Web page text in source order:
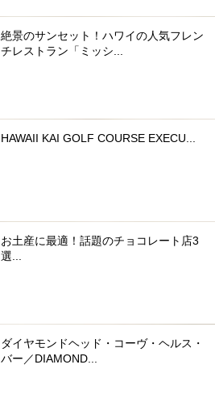
絶景のサンセット！ハワイの人気フレン
チレストラン「ミッシ...
HAWAII KAI GOLF COURSE EXECU...
お土産に最適！話題のチョコレート店3
選...
ダイヤモンドヘッド・コーヴ・ヘルス・
バー／DIAMOND...